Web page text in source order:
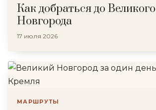
Как добраться до Великого
Новгорода
17 июля 2026
МАРШРУТЫ